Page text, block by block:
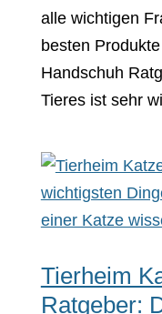
alle wichtigen
besten
Handschuh
Tieres ist sehr
Tierheim
Ratgeber: